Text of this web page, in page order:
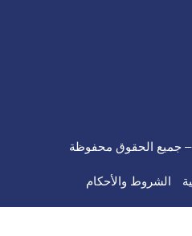
الشروط والأحكام